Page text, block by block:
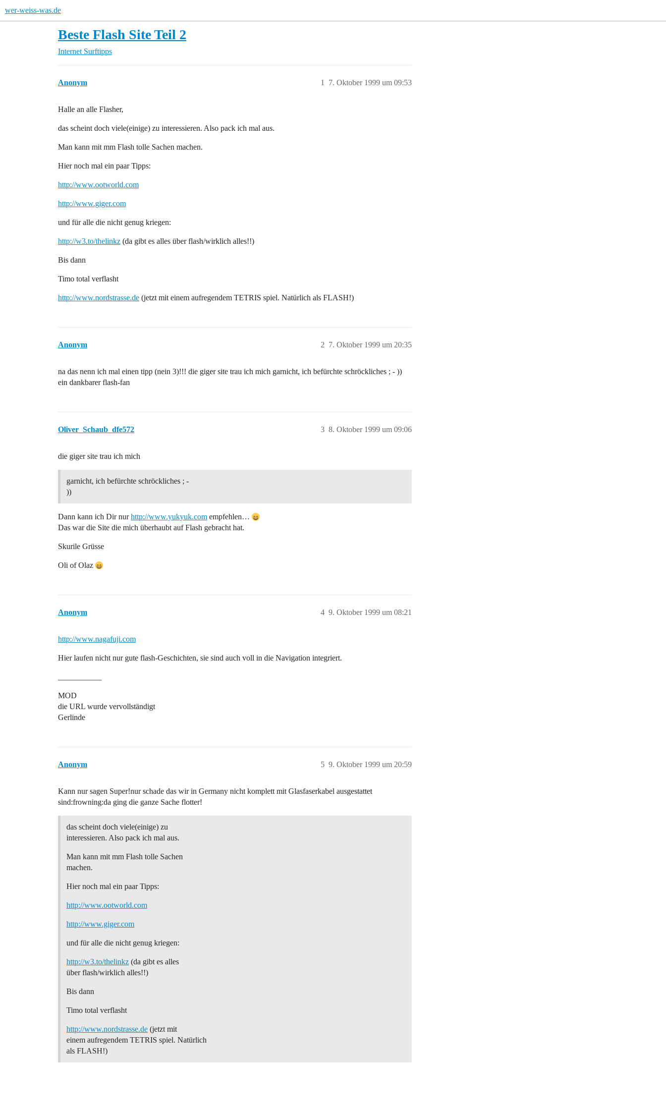
wer-weiss-was.de
Beste Flash Site Teil 2
Internet Surftipps
Anonym 7. Oktober 1999 um 09:53
1
Halle an alle Flasher,
das scheint doch viele(einige) zu interessieren. Also pack ich mal aus.
Man kann mit mm Flash tolle Sachen machen.
Hier noch mal ein paar Tipps:
http://www.ootworld.com
http://www.giger.com
und für alle die nicht genug kriegen:
http://w3.to/thelinkz (da gibt es alles über flash/wirklich alles!!)
Bis dann
Timo total verflasht
http://www.nordstrasse.de (jetzt mit einem aufregendem TETRIS spiel. Natürlich als FLASH!)
Anonym 7. Oktober 1999 um 20:35
2
na das nenn ich mal einen tipp (nein 3)!!! die giger site trau ich mich garnicht, ich befürchte schröckliches ; - ))
ein dankbarer flash-fan
Oliver_Schaub_dfe572 8. Oktober 1999 um 09:06
3
die giger site trau ich mich
garnicht, ich befürchte schröckliches ; -
))
Dann kann ich Dir nurhttp://www.yukyuk.com empfehlen…
Das war die Site die mich überhaubt auf Flash gebracht hat.
Skurile Grüsse
Oli of Olaz
Anonym 9. Oktober 1999 um 08:21
4
http://www.nagafuji.com
Hier laufen nicht nur gute flash-Geschichten, sie sind auch voll in die Navigation integriert.
MOD
die URL wurde vervollständigt
Gerlinde
Anonym 9. Oktober 1999 um 20:59
5
Kann nur sagen Super!nur schade das wir in Germany nicht komplett mit Glasfaserkabel ausgestattet
sind:frowning:da ging die ganze Sache flotter!
das scheint doch viele(einige) zu
interessieren. Also pack ich mal aus.
Man kann mit mm Flash tolle Sachen
machen.
Hier noch mal ein paar Tipps:
http://www.ootworld.com
http://www.giger.com
und für alle die nicht genug kriegen:
http://w3.to/thelinkz (da gibt es alles
über flash/wirklich alles!!)
Bis dann
Timo total verflasht
http://www.nordstrasse.de (jetzt mit
einem aufregendem TETRIS spiel. Natürlich
als FLASH!)